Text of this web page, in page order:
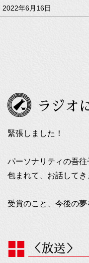
2022年6月16日
ラジオ
緊張しました！
パーソナリティの吾
包まれて、お話してき
受賞のこと、今後の夢
＜放送＞